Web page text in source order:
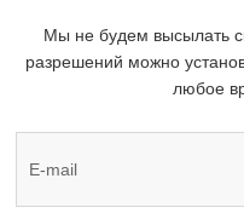
Мы не будем высылать
разрешений можно
любое